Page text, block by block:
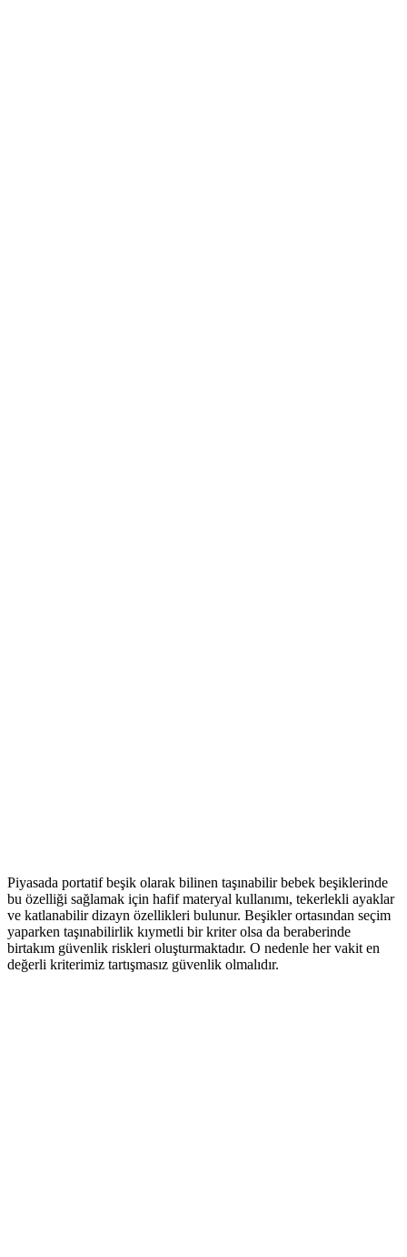
Piyasada portatif beşik olarak bilinen taşınabilir bebek beşiklerinde
bu özelliği sağlamak için hafif materyal kullanımı, tekerlekli ayaklar
ve katlanabilir dizayn özellikleri bulunur. Beşikler ortasından seçim
yaparken taşınabilirlik kıymetli bir kriter olsa da beraberinde
birtakım güvenlik riskleri oluşturmaktadır. O nedenle her vakit en
değerli kriterimiz tartışmasız güvenlik olmalıdır.